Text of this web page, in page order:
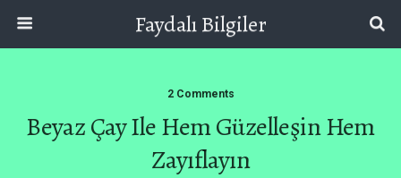
Faydalı Bilgiler
2 Comments
Beyaz Çay Ile Hem Güzelleşin Hem
Zayıflayın